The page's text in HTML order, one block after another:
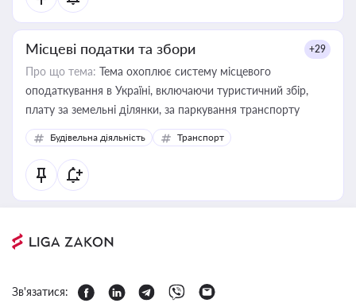
Місцеві податки та збори +29
Про що тема: Тема охоплює систему місцевого
оподаткування в Україні, включаючи туристичний збір,
плату за земельні ділянки, за паркування транспорту
Будівельна діяльність Транспорт
Зв'язатися: